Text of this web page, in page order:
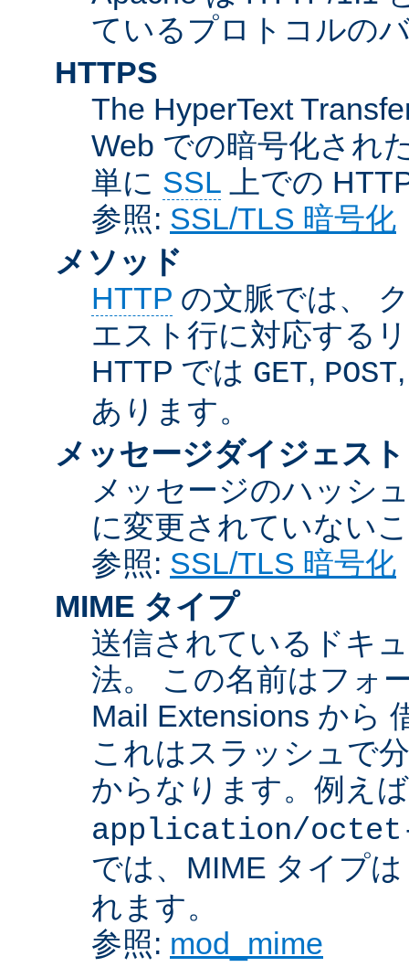
ているプロトコルの
HTTPS
The HyperText
Web での暗号化され
単に SSL 上での
参照: SSL/TLS 暗号化
メソッド
HTTP の文脈では、
エスト行に対応する
HTTP では GET, POST
あります。
メッセージダイジェスト
メッセージのハッシ
に変更されていない
参照: SSL/TLS 暗号化
MIME タイプ
送信されているドキ
法。 この名前はフォ
Mail Extensions から
これはスラッシュで
からなります。例え
application/
では、MIME タイプ
れます。
参照: mod_mime